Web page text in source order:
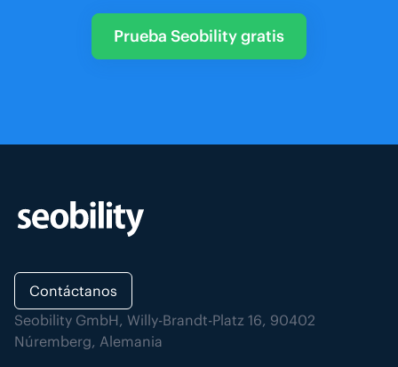
Prueba Seobility gratis
Contáctanos
Seobility GmbH, Willy-Brandt-Platz 16, 90402
Núremberg, Alemania